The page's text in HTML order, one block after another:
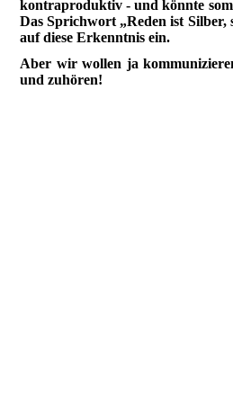
kontraproduktiv - und könnte
Das Sprichwort „Reden ist Silber,
auf diese Erkenntnis ein.
Aber wir wollen ja
und zuhören!